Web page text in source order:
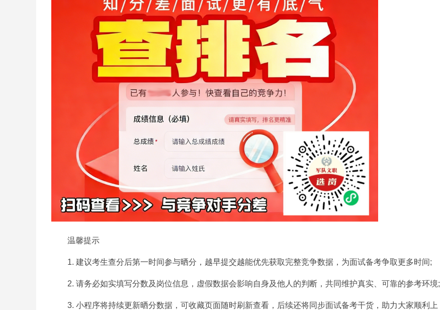
温馨提示
1. 建议考生查分后第一时间参与晒分，越早提交越能优先获取完整竞争数据，为面试备考争取更多时间;
2. 请务必如实填写分数及岗位信息，虚假数据会影响自身及他人的判断，共同维护真实、可靠的参考环境;
3. 小程序将持续更新晒分数据，可收藏页面随时刷新查看，后续还将同步面试备考干货，助力大家顺利上